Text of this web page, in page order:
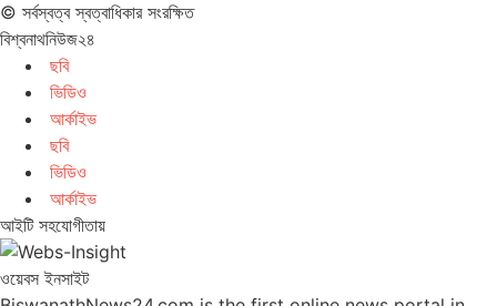
© সর্বস্বত্ব স্বত্বাধিকার সংরক্ষিত
বিশ্বনাথনিউজ২৪
ছবি
ভিডিও
আর্কাইভ
ছবি
ভিডিও
আর্কাইভ
আইটি সহযোগীতায়
ওয়েবস ইনসাইট